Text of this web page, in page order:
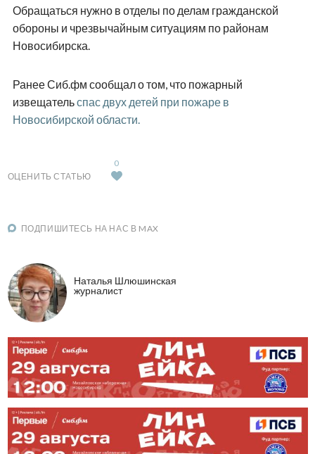
Обращаться нужно в отделы по делам гражданской
обороны и чрезвычайным ситуациям по районам
Новосибирска.
Ранее Сиб.фм сообщал о том, что пожарный
извещательспас двух детей при пожаре в
Новосибирской области.
ОЦЕНИТЬ СТАТЬЮ
0
ПОДПИШИТЕСЬ НА НАС В MAX
Наталья Шлюшинская
журналист